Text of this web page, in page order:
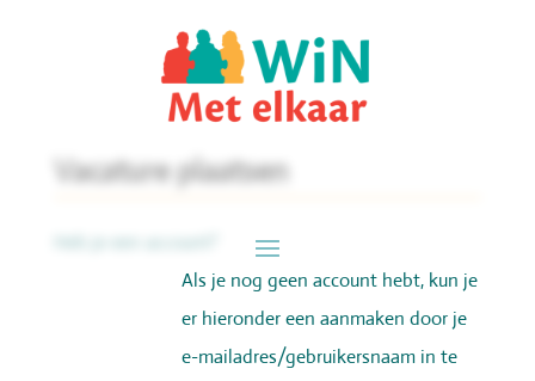
Vacature plaatsen
Als je nog geen account hebt, kun je
er hieronder een aanmaken door je
e-mailadres/gebruikersnaam in te